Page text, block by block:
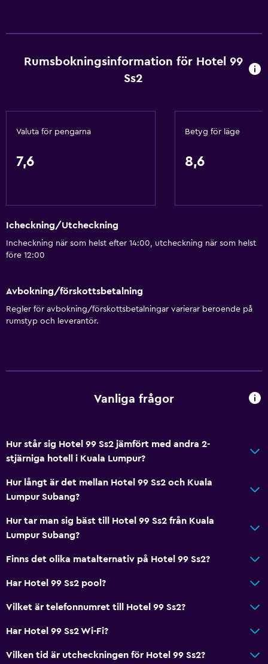
Rumsbokningsinformation för Hotel 99
Ss2
Valuta för pengarna
7,6
Betyg för läge
8,6
Icheckning/Utcheckning
Incheckning när som helst efter 14:00, utcheckning när som helst
före 12:00
Avbokning/förskottsbetalning
Regler för avbokning/förskottsbetalningar varierar beroende på
rumstyp och leverantör.
Vanliga frågor
Hur står sig Hotel 99 Ss2 jämfört med andra 2-
stjärniga hotell i Kuala Lumpur?
Hur långt är det mellan Hotel 99 Ss2 och Kuala
Lumpur Subang?
Hur tar man sig bäst till Hotel 99 Ss2 från Kuala
Lumpur Subang?
Finns det olika matalternativ på Hotel 99 Ss2?
Har Hotel 99 Ss2 pool?
Vilket är telefonnumret till Hotel 99 Ss2?
Har Hotel 99 Ss2 Wi-Fi?
Vilken tid är utcheckningen för Hotel 99 Ss2?